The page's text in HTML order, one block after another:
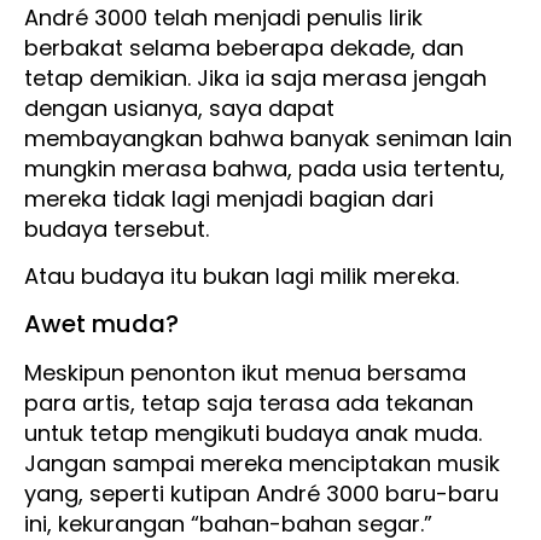
André 3000 telah menjadi penulis lirik
berbakat selama beberapa dekade, dan
tetap demikian. Jika ia saja merasa jengah
dengan usianya, saya dapat
membayangkan bahwa banyak seniman lain
mungkin merasa bahwa, pada usia tertentu,
mereka tidak lagi menjadi bagian dari
budaya tersebut.
Atau budaya itu bukan lagi milik mereka.
Awet muda?
Meskipun penonton ikut menua bersama
para artis, tetap saja terasa ada tekanan
untuk tetap mengikuti budaya anak muda.
Jangan sampai mereka menciptakan musik
yang, seperti kutipan André 3000 baru-baru
ini, kekurangan “bahan-bahan segar.”